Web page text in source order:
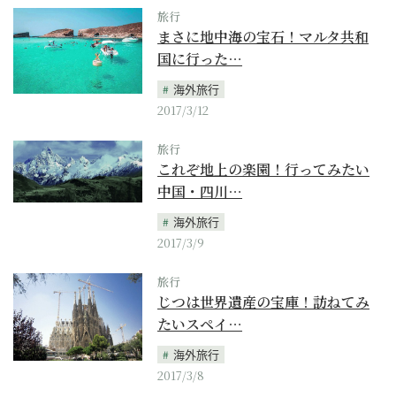
旅行
まさに地中海の宝石！マルタ共和
国に行った…
海外旅行
2017/3/12
旅行
これぞ地上の楽園！行ってみたい
中国・四川…
海外旅行
2017/3/9
旅行
じつは世界遺産の宝庫！訪ねてみ
たいスペイ…
海外旅行
2017/3/8